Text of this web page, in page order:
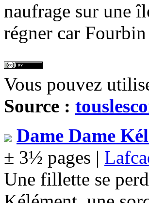
naufrage sur une
régner car Fourbin
Vous pouvez
Source :
Dame Dame
± 3½ pages |
Une fillette se